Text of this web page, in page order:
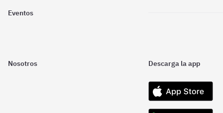
Eventos
Nosotros Descarga la app